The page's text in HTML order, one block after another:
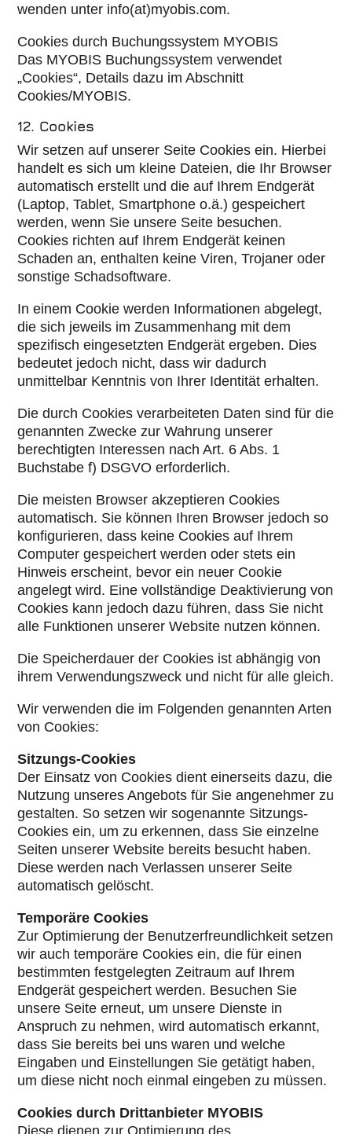
wenden unter info(at)myobis.com.
Cookies durch Buchungssystem MYOBIS
Das MYOBIS Buchungssystem verwendet
„Cookies“, Details dazu im Abschnitt
Cookies/MYOBIS.
12. Cookies
Wir setzen auf unserer Seite Cookies ein. Hierbei
handelt es sich um kleine Dateien, die Ihr Browser
automatisch erstellt und die auf Ihrem Endgerät
(Laptop, Tablet, Smartphone o.ä.) gespeichert
werden, wenn Sie unsere Seite besuchen.
Cookies richten auf Ihrem Endgerät keinen
Schaden an, enthalten keine Viren, Trojaner oder
sonstige Schadsoftware.
In einem Cookie werden Informationen abgelegt,
die sich jeweils im Zusammenhang mit dem
spezifisch eingesetzten Endgerät ergeben. Dies
bedeutet jedoch nicht, dass wir dadurch
unmittelbar Kenntnis von Ihrer Identität erhalten.
Die durch Cookies verarbeiteten Daten sind für die
genannten Zwecke zur Wahrung unserer
berechtigten Interessen nach Art. 6 Abs. 1
Buchstabe f) DSGVO erforderlich.
Die meisten Browser akzeptieren Cookies
automatisch. Sie können Ihren Browser jedoch so
konfigurieren, dass keine Cookies auf Ihrem
Computer gespeichert werden oder stets ein
Hinweis erscheint, bevor ein neuer Cookie
angelegt wird. Eine vollständige Deaktivierung von
Cookies kann jedoch dazu führen, dass Sie nicht
alle Funktionen unserer Website nutzen können.
Die Speicherdauer der Cookies ist abhängig von
ihrem Verwendungszweck und nicht für alle gleich.
Wir verwenden die im Folgenden genannten Arten
von Cookies:
Sitzungs-Cookies
Der Einsatz von Cookies dient einerseits dazu, die
Nutzung unseres Angebots für Sie angenehmer zu
gestalten. So setzen wir sogenannte Sitzungs-
Cookies ein, um zu erkennen, dass Sie einzelne
Seiten unserer Website bereits besucht haben.
Diese werden nach Verlassen unserer Seite
automatisch gelöscht.
Temporäre Cookies
Zur Optimierung der Benutzerfreundlichkeit setzen
wir auch temporäre Cookies ein, die für einen
bestimmten festgelegten Zeitraum auf Ihrem
Endgerät gespeichert werden. Besuchen Sie
unsere Seite erneut, um unsere Dienste in
Anspruch zu nehmen, wird automatisch erkannt,
dass Sie bereits bei uns waren und welche
Eingaben und Einstellungen Sie getätigt haben,
um diese nicht noch einmal eingeben zu müssen.
Cookies durch Drittanbieter MYOBIS
Diese dienen zur Optimierung des